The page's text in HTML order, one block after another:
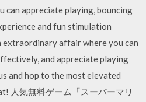
can appreciate playing, bouncing
and fun stimulation
affair where you can
and appreciate playing
and hop to the most elevated
人気無料ゲーム「スーパーマリ